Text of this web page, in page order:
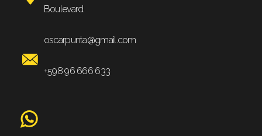
Boulevard.
oscarpunta@gmail.com
+598 96 666 633